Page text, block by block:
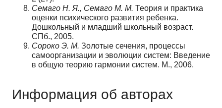
Семаго Н. Я., Семаго М. М. Теория и практика
оценки психического развития ребенка.
Дошкольный и младший школьный возраст.
СПб., 2005.
Сороко Э. М. Золотые сечения, процессы
самоорганизации и эволюции систем: Введение
в общую теорию гармонии систем. М., 2006.
Информация об авторах